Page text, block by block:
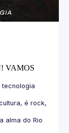
VAMOS
é rock,
alma do Rio